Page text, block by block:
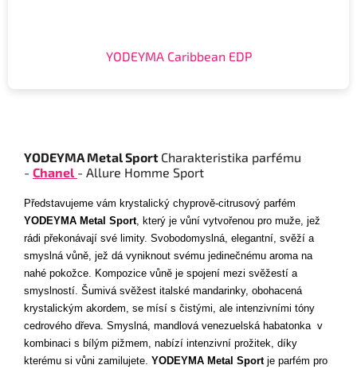
YODEYMA Caribbean EDP
YODEYMA Metal Sport Charakteristika parfému
- Chanel - Allure Homme Sport
Představujeme vám krystalický chyprově-citrusový parfém
YODEYMA Metal Sport, který je vůní vytvořenou pro muže, jež
rádi překonávají své limity. Svobodomyslná, elegantní, svěží a
smyslná vůně, jež dá vyniknout svému jedinečnému aroma na
nahé pokožce. Kompozice vůně je spojení mezi svěžestí a
smyslností. Šumivá svěžest italské mandarinky, obohacená
krystalickým akordem, se mísí s čistými, ale intenzivními tóny
cedrového dřeva. Smyslná, mandlová venezuelská habatonka v
kombinaci s bílým pižmem, nabízí intenzivní prožitek, díky
kterému si vůni zamilujete. YODEYMA Metal Sportje parfém pro